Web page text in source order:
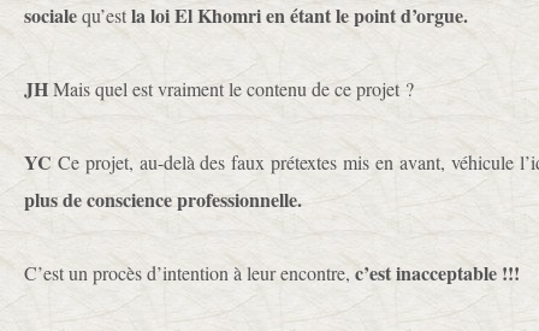
socialequ’estla loi El Khomri en étant le point d’orgue.
JHMais quel est vraiment le contenu de ce projet ?
YC Ce projet, au-delà des faux prétextes mis en avant, véhicule
plus de conscience professionnelle.
C’est un procès d’intention à leur encontre, c’est inacceptable !!!